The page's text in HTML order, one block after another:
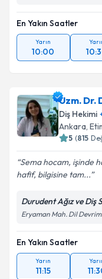
En Yakın Saatler
Yarın
10:00
Uzm. Dr.
Diş Hekimi
Ankara,
5 (815
Sema hocam, işinde
hafif, bilgisine tam...
Durudent Ağız ve Diş
Eryaman Mah. Dil
En Yakın Saatler
Yarın
11:15